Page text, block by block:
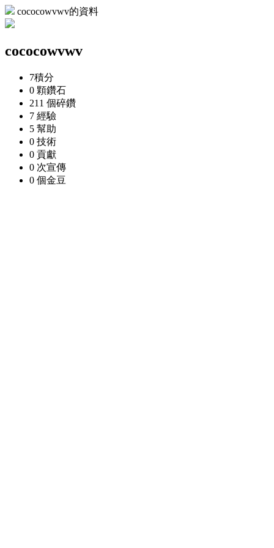
cococowvwv的資料
cococowvwv
7積分
0 顆鑽石
211 個碎鑽
7 經驗
5 幫助
0 技術
0 貢獻
0 次宣傳
0 個金豆